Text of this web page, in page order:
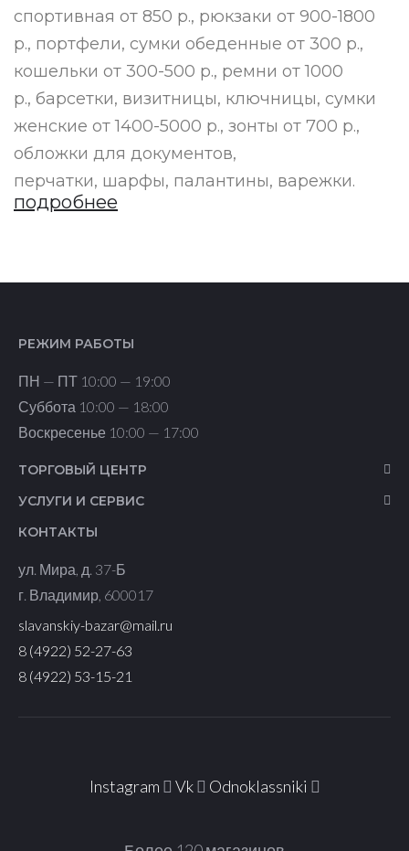
спортивная от 850 р., рюкзаки от 900-1800
р., портфели, сумки обеденные от 300 р.,
кошельки от 300-500 р., ремни от 1000
р., барсетки, визитницы, ключницы, сумки
женские от 1400-5000 р., зонты от 700 р.,
обложки для документов,
перчатки, шарфы, палантины, варежки.
подробнее
РЕЖИМ РАБОТЫ
ПН — ПТ 10:00 — 19:00
Суббота 10:00 — 18:00
Воскресенье 10:00 — 17:00
ТОРГОВЫЙ ЦЕНТР
УСЛУГИ И СЕРВИС
КОНТАКТЫ
​ул. Мира, д. 37-Б
г. Владимир, 600017
slavanskiy-bazar@mail.ru
8 (4922) 52-27-63
8 (4922) 53-15-21
Instagram Vk Odnoklassniki